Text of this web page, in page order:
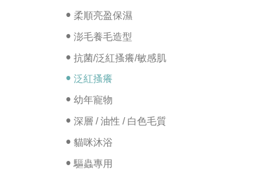
柔順亮盈保濕
澎毛養毛造型
抗菌/泛紅搔癢/敏感肌
泛紅搔癢
幼年寵物
深層 / 油性 / 白色毛質
貓咪沐浴
驅蟲專用